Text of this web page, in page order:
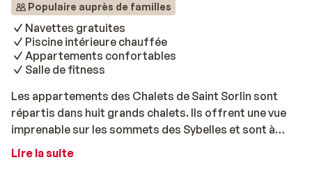
Populaire auprès de familles
Navettes gratuites
Piscine intérieure chauffée
Appartements confortables
Salle de fitness
Les appartements des Chalets de Saint Sorlin sont
répartis dans huit grands chalets. Ils offrent une vue
imprenable sur les sommets des Sybelles et sont à
proximité des pistes et du centre. De retour du ski,
Lire la suite